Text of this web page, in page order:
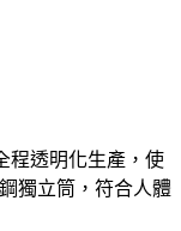
程透明化生產，使
獨立筒，符合人體